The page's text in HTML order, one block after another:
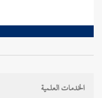
الخدمات العلمية